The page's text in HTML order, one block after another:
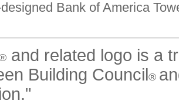
Bank of America
and related logo is a
Building Council®